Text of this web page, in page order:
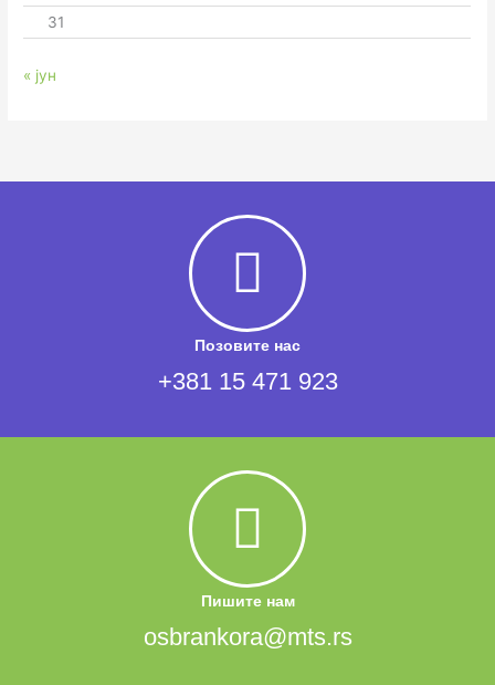
31
« јун
Позовите нас
+381 15 471 923
Пишите нам
osbrankora@mts.rs